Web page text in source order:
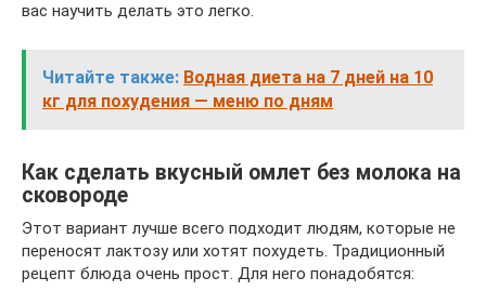
вас научить делать это легко.
Читайте также: Водная диета на 7 дней на 10
кг для похудения — меню по дням
Как сделать вкусный омлет без молока на
сковороде
Этот вариант лучше всего подходит людям, которые не
переносят лактозу или хотят похудеть. Традиционный
рецепт блюда очень прост. Для него понадобятся: